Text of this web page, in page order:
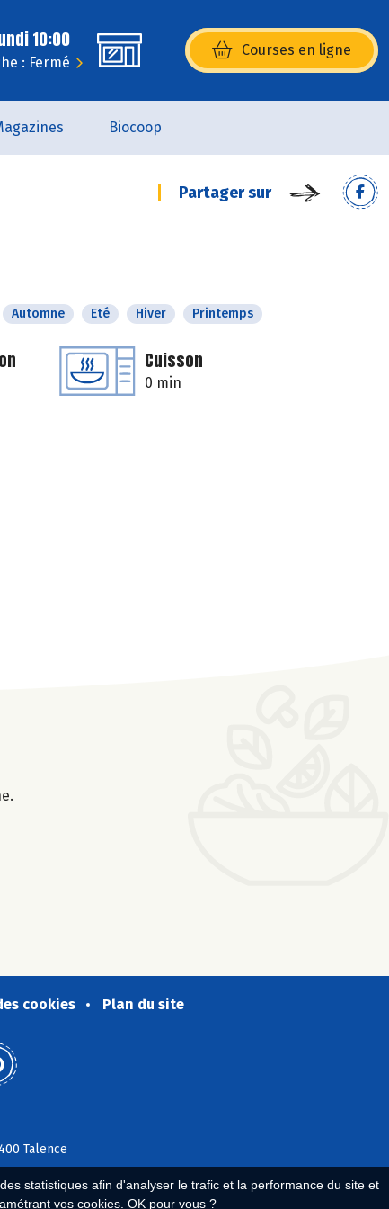
statistiques afin d'analyser le trafic et la performance du site et
vos cookies. OK pour vous ?
10:00
: Fermé
Courses en ligne
(s’ouvre dans une nouvelle
Biocoop
Partager sur
Automne Eté Hiver Printemps
Cuisson
0 min
cookies Plan du site
Talence